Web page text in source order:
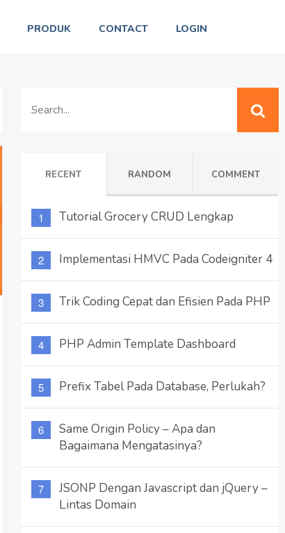
PRODUK CONTACT LOGIN
RECENT RANDOM COMMENT
Tutorial Grocery CRUD Lengkap
Implementasi HMVC Pada Codeigniter 4
Trik Coding Cepat dan Efisien Pada PHP
PHP Admin Template Dashboard
Prefix Tabel Pada Database, Perlukah?
Same Origin Policy – Apa dan
Bagaimana Mengatasinya?
JSONP Dengan Javascript dan jQuery –
Lintas Domain